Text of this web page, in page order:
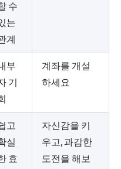
수
는
계
부
기
계좌를 개설
하세요
고
실
효
자신감을 키
우고, 과감한
도전을 해보